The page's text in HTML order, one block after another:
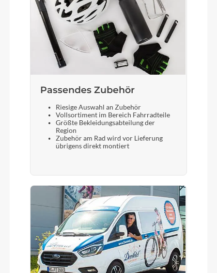
Sattelstütze
Syncros
Passendes Zubehör
Riesige Auswahl an Zubehör
Vollsortiment im Bereich Fahrradteile
Größte Bekleidungsabteilung der
Region
Zubehör am Rad wird vor Lieferung
übrigens direkt montiert